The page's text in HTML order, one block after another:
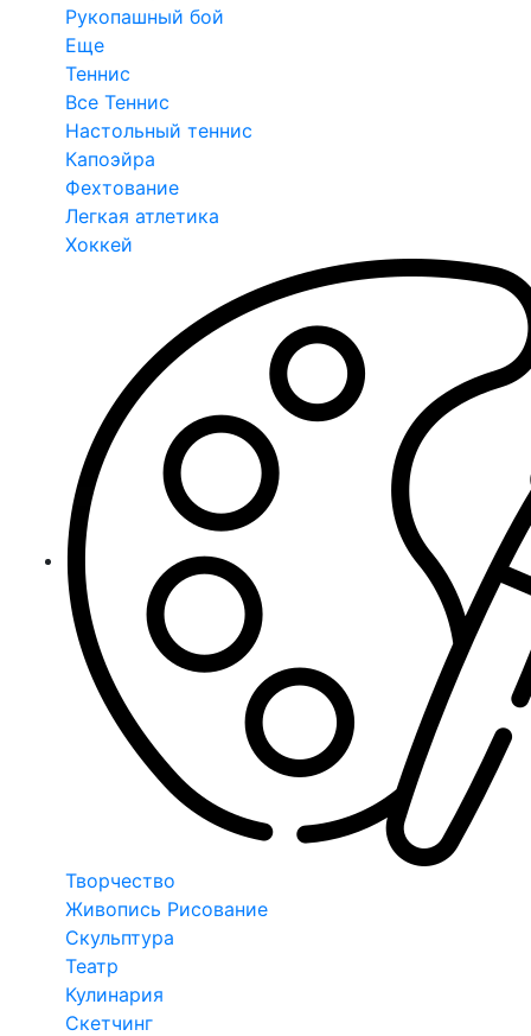
Рукопашный бой
Еще
Теннис
Все Теннис
Настольный теннис
Капоэйра
Фехтование
Легкая атлетика
Хоккей
Творчество
Живопись Рисование
Скульптура
Театр
Кулинария
Скетчинг